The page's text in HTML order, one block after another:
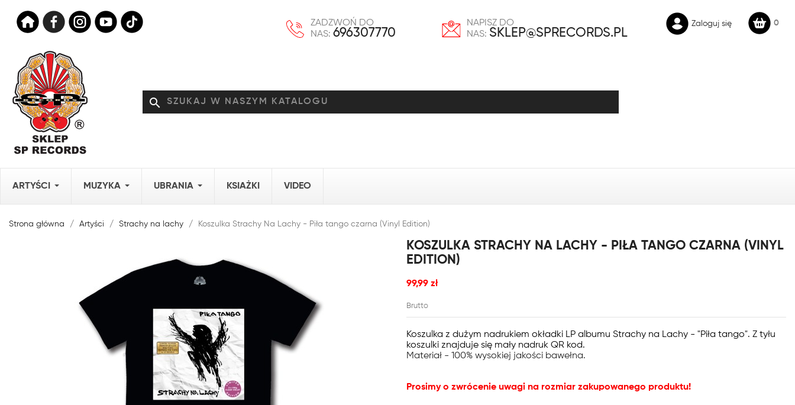
ZADZWOŃ DO
NAS: 696307770
NAPISZ DO
NAS: SKLEP@SPRECORDS.PL
Zaloguj się 0
search
ARTYŚCI MUZYKA UBRANIA KSIAŻKI VIDEO
Strona główna Artyści Strachy na lachy Koszulka Strachy Na Lachy - Piła tango czarna (Vinyl Edition)
KOSZULKA STRACHY NA LACHY - PIŁA TANGO CZARNA (VINYL
EDITION)
99,99 zł
Brutto
Koszulka z dużym nadrukiem okładki LP albumu Strachy na Lachy - "Piła tango". Z tyłu
koszulki znajduje się mały nadruk QR kod.
Materiał - 100% wysokiej jakości bawełna.
Prosimy o zwrócenie uwagi na rozmiar zakupowanego produktu!